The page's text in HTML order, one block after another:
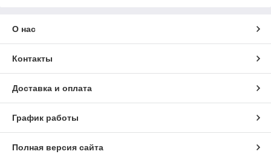
О нас
Контакты
Доставка и оплата
График работы
Полная версия сайта